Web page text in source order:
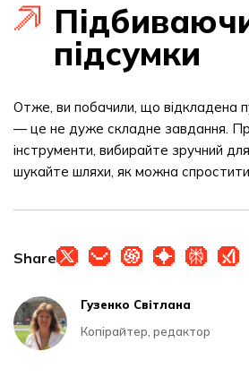
підсумки
Отже, ви побачили, що відкладена
— це не дуже складне завдання.
інструменти, вибирайте зручний для
шукайте шляхи, як можна
Share
Гузенко Світлана
Копірайтер, редактор